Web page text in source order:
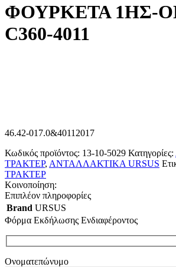
ΦΟΥΡΚΕΤΑ 1ΗΣ-
C360-4011
46.42-017.0&40112017
Κωδικός προϊόντος: 13-10-5029 Κατηγορίες:
ΤΡΑΚΤΕΡ, ΑΝΤΑΛΛΑΚΤΙΚΑ URSUS
ΤΡΑΚΤΕΡ
Κοινοποίηση:
Επιπλέον πληροφορίες
Brand URSUS
Φόρμα Εκδήλωσης Ενδιαφέροντος
Ονοματεπώνυμο